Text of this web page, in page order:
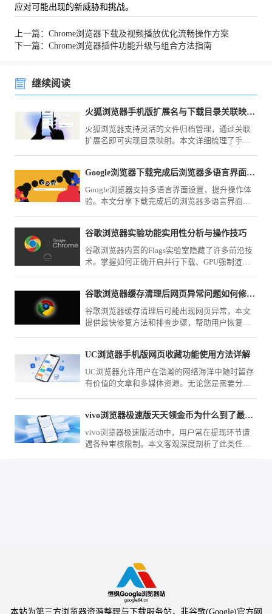
应对可能出现的新威胁和挑战。
上一篇：Chrome浏览器下载及视频播放优化流畅操作方案
下一篇：Chrome浏览器插件功能升级与组合方法指南
继续阅读
火狐浏览器手机版扩展名与下载目录关联映射与重设
火狐浏览器支持灵活的文件归档管理，通过关联
扩展名即可实现目录映射。本文详细梳理了手动
归档与管理效率。
Google浏览器下载完成后浏览器多语言界面设置技巧
Google浏览器支持多语言界面设置，提升操作体
验。本文分享下载完成后的浏览器多语言界面设
谷歌浏览器实验功能实用性分析与操作技巧
谷歌浏览器内置的Flags实验室隐藏了许多前沿技
术。掌握如何正确开启并行下载、GPU强制渲染
提升您的个性化浏览器操作上限与交互体验。 谷歌浏览器缓存清理后网页异常问题如何修复最快
谷歌浏览器缓存清理后可能出现网页异常，本文
提供最快修复方法和排查步骤，帮助用户恢复正
UC浏览器手机版网页收藏功能使用方法详解
UC浏览器允许用户在浩瀚的网络海洋中随时留存
有价值的文章和多媒体资源。无论您是需要分类
找特定页面的时间，带给您极简顺滑的资料管理
体验。
vivo浏览器极速版天天领金币为什么到了最终提现总翻车
vivo浏览器极速版活动中，用户常在提现环节遭
遇各种审核限制。本文客观深度剖析了此类任务
本站为第三方浏览器资源整理与下载服务站，非谷歌(Google)官方网